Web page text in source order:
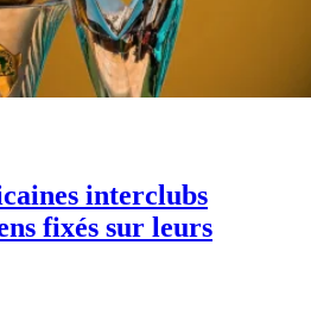
interclubs
fixés sur leurs